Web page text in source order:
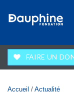
FAIRE UN
Vous êtes ici
Accueil / Actualité